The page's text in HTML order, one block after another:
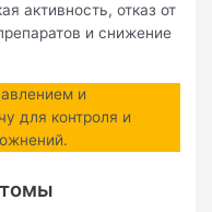
активность, отказ от
и снижение
и
для контроля и